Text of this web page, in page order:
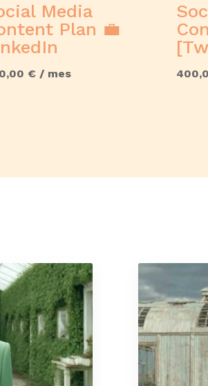
Media
Plan 💼
€ / mes